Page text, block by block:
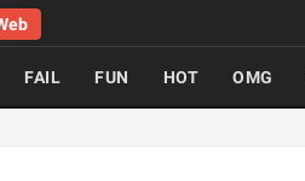
FAIL FUN HOT OMG